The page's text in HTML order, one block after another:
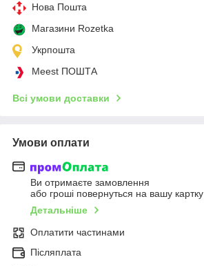
Нова Пошта
Магазини Rozetka
Укрпошта
Meest ПОШТА
Всі умови доставки
Умови оплати
Ви отримаєте замовлення
або гроші повернуться на вашу картку
Детальніше
Оплатити частинами
Післяплата